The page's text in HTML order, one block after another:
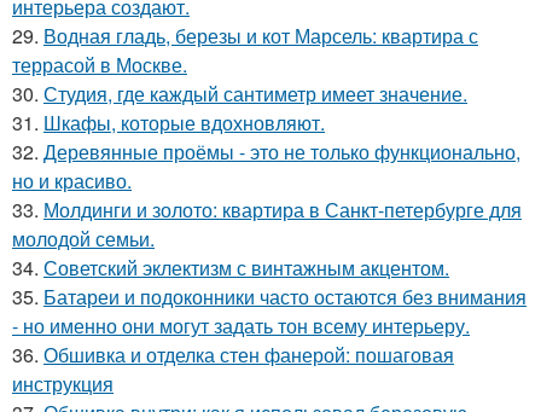
интерьера создают.
29. Водная гладь, березы и кот Марсель: квартира с
террасой в Москве.
30. Студия, где каждый сантиметр имеет значение.
31. Шкафы, которые вдохновляют.
32. Деревянные проёмы - это не только функционально,
но и красиво.
33. Молдинги и золото: квартира в Санкт-петербурге для
молодой семьи.
34. Советский эклектизм с винтажным акцентом.
35. Батареи и подоконники часто остаются без внимания
- но именно они могут задать тон всему интерьеру.
36. Обшивка и отделка стен фанерой: пошаговая
инструкция